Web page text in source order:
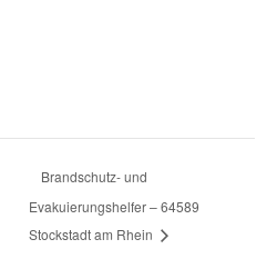
Brandschutz- und
Evakuierungshelfer – 64589
Stockstadt am Rhein